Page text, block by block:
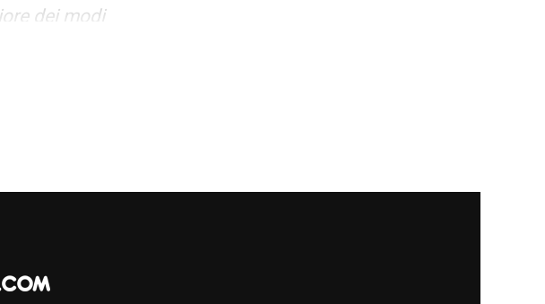
dei modi
qui il
e non vedo